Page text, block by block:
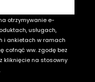
otrzymywanie e-
usługach,
i ankietach w ramach
cofnąć ww. zgodę bez
kliknięcie na stosowny